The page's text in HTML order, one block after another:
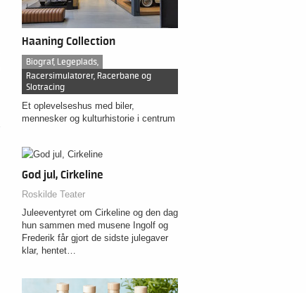
Haaning Collection
Biograf, Legeplads,
Racersimulatorer, Racerbane og
Slotracing
Et oplevelseshus med biler,
mennesker og kulturhistorie i centrum
God jul, Cirkeline
Roskilde Teater
Juleeventyret om Cirkeline og den dag
hun sammen med musene Ingolf og
Frederik får gjort de sidste julegaver
klar, hentet…